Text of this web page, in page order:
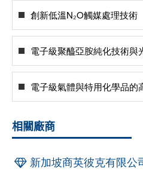
創新低溫N₂O觸媒處理技術
電子級聚醯亞胺純化技術與
電子級氣體與特用化學品的
相關廠商
新加坡商英彼克有限公